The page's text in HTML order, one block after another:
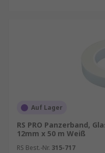
Auf Lager
RS PRO Panzerband,
12mm x 50 m Weiß
RS Best.-Nr. 315-717